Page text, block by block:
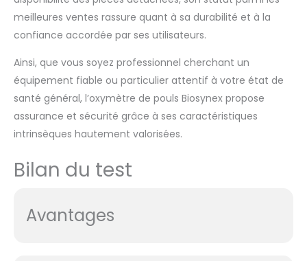
meilleures ventes rassure quant à sa durabilité et à la
confiance accordée par ses utilisateurs.
Ainsi, que vous soyez professionnel cherchant un
équipement fiable ou particulier attentif à votre état de
santé général, l’oxymètre de pouls Biosynex propose
assurance et sécurité grâce à ses caractéristiques
intrinsèques hautement valorisées.
Bilan du test
Avantages